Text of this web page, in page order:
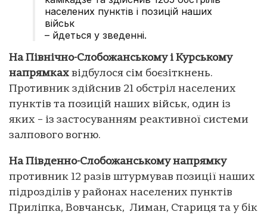
населених пунктів і позицій наших
військ
– йдеться у зведенні.
На Північно-Слобожанському і Курському
напрямках відбулося сім боєзіткнень.
Противник здійснив 21 обстріл населених
пунктів та позицій наших військ, один із
яких – із застосуванням реактивної системи
залпового вогню.
На Південно-Слобожанському напрямку
противник 12 разів штурмував позиції наших
підрозділів у районах населених пунктів
Приліпка, Вовчанськ, Лиман, Стариця та у бік